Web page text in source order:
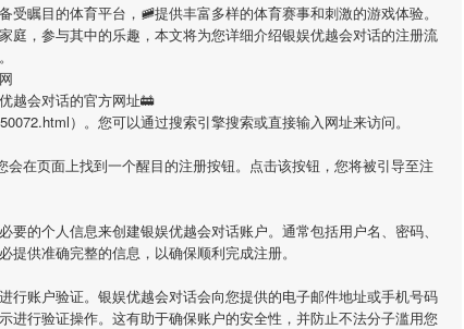
受瞩目的体育平台，🚞提供丰富多样的体育赛事和刺激的游戏体验。
庭，参与其中的乐趣，本文将为您详细介绍银娱优越会对话的注册流
越会对话的官方网址🚋
）。您可以通过搜索引擎搜索或直接输入网址来访问。
会在页面上找到一个醒目的注册按钮。点击该按钮，您将被引导至注
要的个人信息来创建银娱优越会对话账户。通常包括用户名、密码、
提供准确完整的信息，以确保顺利完成注册。
行账户验证。 银娱优越会对话会向您提供的电子邮件地址或手机号码
进行验证操作。这有助于确保账户的安全性，并防止不法分子滥用您